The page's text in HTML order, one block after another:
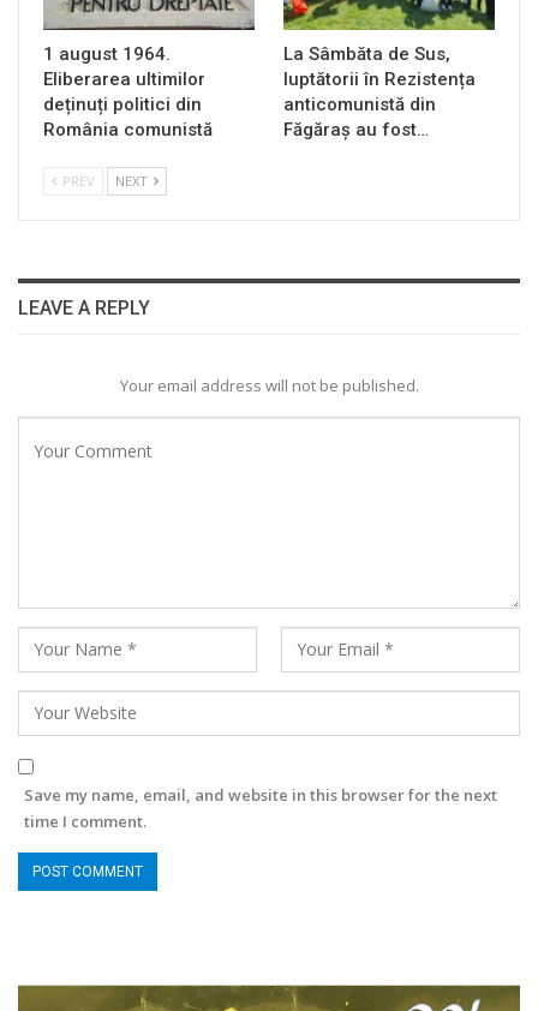
1 august 1964.
Eliberarea ultimilor
deținuți politici din
România comunistă
La Sâmbăta de Sus,
luptătorii în Rezistența
anticomunistă din
Făgăraș au fost…
PREV NEXT
LEAVE A REPLY
Your email address will not be published.
Save my name, email, and website in this browser for the next
time I comment.